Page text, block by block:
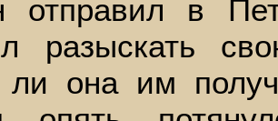
отправил в
разыскать
она им